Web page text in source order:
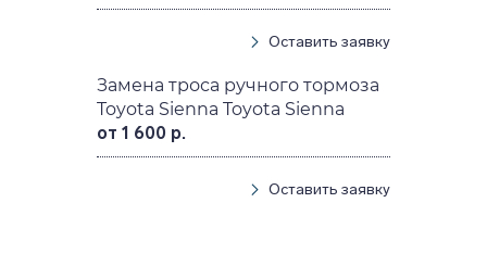
Оставить заявку
Замена троса ручного тормоза
Toyota Sienna Toyota Sienna
от 1 600 р.
Оставить заявку